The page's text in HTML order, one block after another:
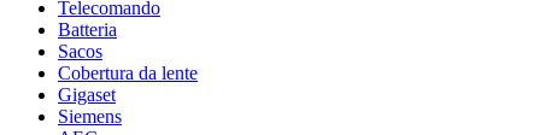
Telecomando
Batteria
Sacos
Cobertura da lente
Gigaset
Siemens